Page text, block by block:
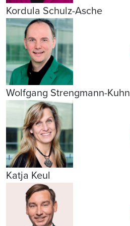
Kordula Schulz-Asche
Wolfgang Strengmann-Kuhn
Katja Keul